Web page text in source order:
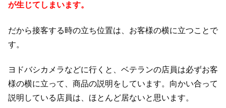
が生じてしまいます。
だから接客する時の立ち位置は、お客様の横に立つことで
す。
ヨドバシカメラなどに行くと、ベテランの店員は必ずお客
様の横に立って、商品の説明をしています。向かい合って
説明している店員は、ほとんど居ないと思います。